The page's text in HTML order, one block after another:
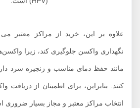
بر این، خرید از مراکز معتبر می تواند
واکسن جلوگیری کند، زیرا واکسن‌ها
حفظ دمای مناسب و زنجیره سرد دارند تا
بنابراین، برای اطمینان از دریافت واکسن
مراکز معتبر و مجاز بسیار ضروری است.